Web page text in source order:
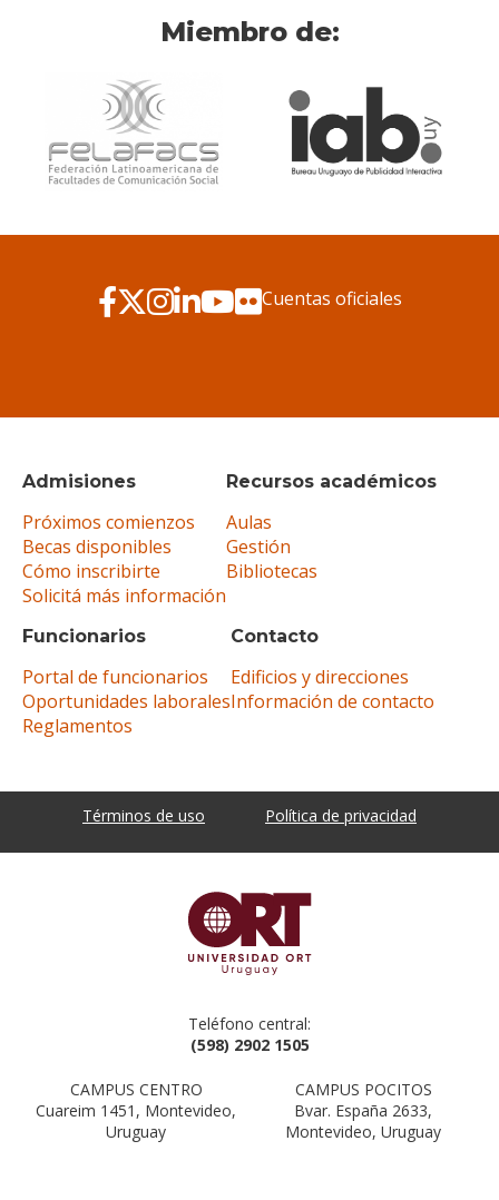
Miembro de:
Admisiones
Próximos comienzos
Becas disponibles
Cómo inscribirte
Solicitá más información
Recursos académicos
Aulas
Gestión
Bibliotecas
Funcionarios
Portal de funcionarios
Oportunidades laborales
Reglamentos
Contacto
Edificios y direcciones
Información de contacto
Cuentas oficiales
Términos de uso Política de privacidad
Teléfono central:
(598) 2902 1505
CAMPUS CENTRO
Cuareim 1451, Montevideo,
Uruguay
CAMPUS POCITOS
Bvar. España 2633,
Montevideo, Uruguay